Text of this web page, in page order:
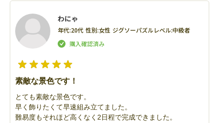
わにゃ
年代:20代 性別:女性 ジグソーパズルレベル:中級者
素敵な景色です！
とても素敵な景色です。
早く飾りたくて早速組み立てました。
難易度もそれほど高くなく2日程で完成できました。